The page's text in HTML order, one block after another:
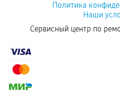
Политика
Наши
Сервисный центр по